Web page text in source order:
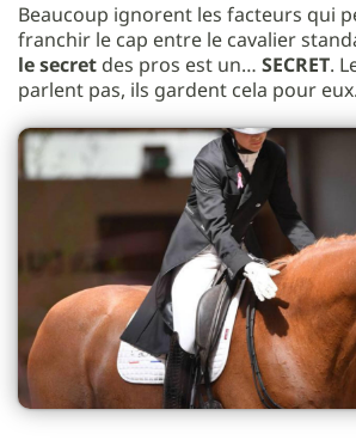
Beaucoup ignorent les facteurs qui
franchir le cap entre le cavalier
le secret des pros est un… SECRET.
parlent pas, ils gardent cela pour eux.